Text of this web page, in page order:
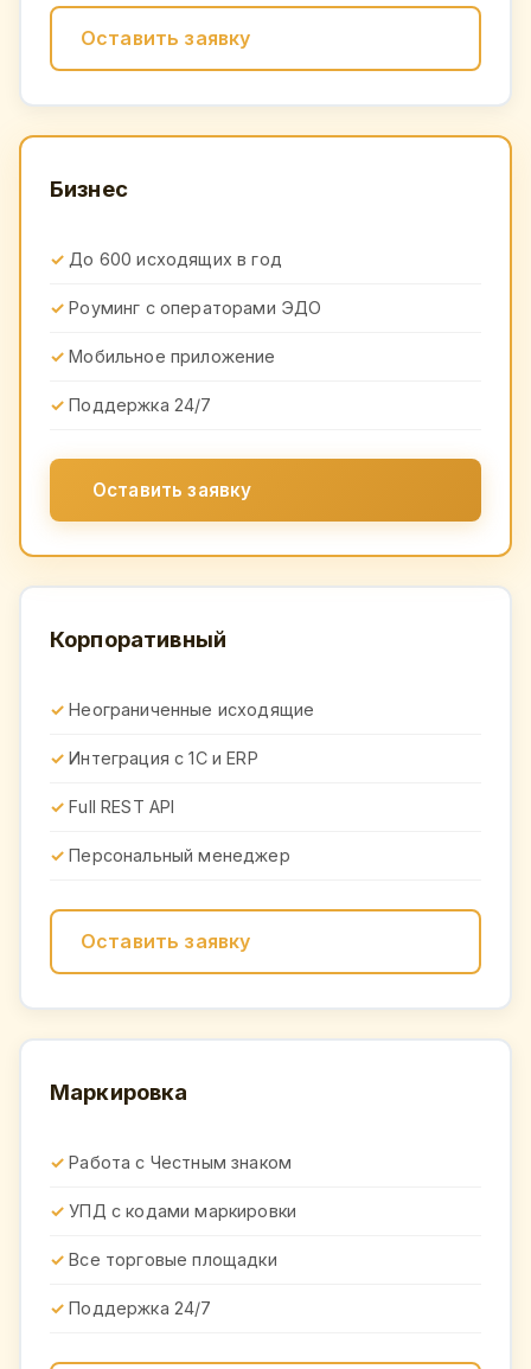
Оставить заявку
Бизнес
До 600 исходящих в год
Роуминг с операторами ЭДО
Мобильное приложение
Поддержка 24/7
Оставить заявку
Корпоративный
Неограниченные исходящие
Интеграция с 1С и ERP
Full REST API
Персональный менеджер
Оставить заявку
Маркировка
Работа с Честным знаком
УПД с кодами маркировки
Все торговые площадки
Поддержка 24/7